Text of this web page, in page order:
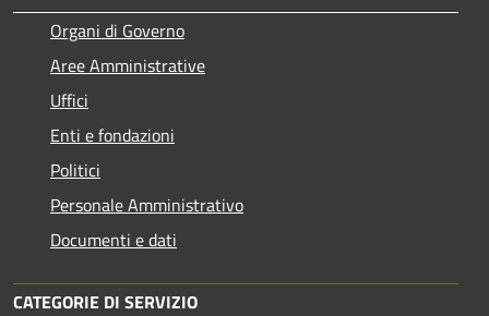
Organi di Governo
Aree Amministrative
Uffici
Enti e fondazioni
Politici
Personale Amministrativo
Documenti e dati
CATEGORIE DI SERVIZIO